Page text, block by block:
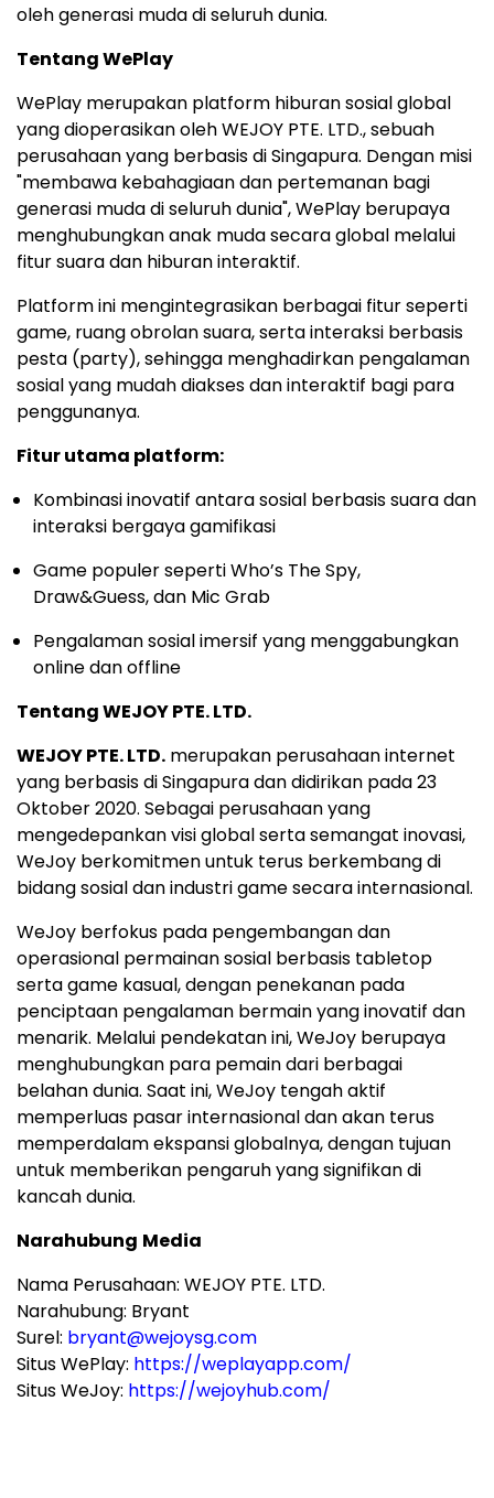
oleh generasi muda di seluruh dunia.
Tentang WePlay
WePlay merupakan platform hiburan sosial global
yang dioperasikan oleh WEJOY PTE. LTD., sebuah
perusahaan yang berbasis di Singapura. Dengan misi
"membawa kebahagiaan dan pertemanan bagi
generasi muda di seluruh dunia", WePlay berupaya
menghubungkan anak muda secara global melalui
fitur suara dan hiburan interaktif.
Platform ini mengintegrasikan berbagai fitur seperti
game, ruang obrolan suara, serta interaksi berbasis
pesta (party), sehingga menghadirkan pengalaman
sosial yang mudah diakses dan interaktif bagi para
penggunanya.
Fitur utama platform:
Kombinasi inovatif antara sosial berbasis suara dan
interaksi bergaya gamifikasi
Game populer seperti Who’s The Spy,
Draw&Guess, dan Mic Grab
Pengalaman sosial imersif yang menggabungkan
online dan offline
Tentang WEJOY PTE. LTD.
WEJOY PTE. LTD. merupakan perusahaan internet
yang berbasis di Singapura dan didirikan pada 23
Oktober 2020. Sebagai perusahaan yang
mengedepankan visi global serta semangat inovasi,
WeJoy berkomitmen untuk terus berkembang di
bidang sosial dan industri game secara internasional.
WeJoy berfokus pada pengembangan dan
operasional permainan sosial berbasis tabletop
serta game kasual, dengan penekanan pada
penciptaan pengalaman bermain yang inovatif dan
menarik. Melalui pendekatan ini, WeJoy berupaya
menghubungkan para pemain dari berbagai
belahan dunia. Saat ini, WeJoy tengah aktif
memperluas pasar internasional dan akan terus
memperdalam ekspansi globalnya, dengan tujuan
untuk memberikan pengaruh yang signifikan di
kancah dunia.
Narahubung Media
Nama Perusahaan: WEJOY PTE. LTD.
Narahubung: Bryant
Surel: bryant@wejoysg.com
Situs WePlay: https://weplayapp.com/
Situs WeJoy: https://wejoyhub.com/